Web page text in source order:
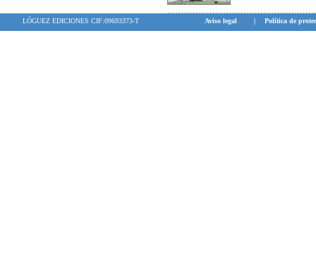
LÓGUEZ EDICIONES CIF:09693373-T Aviso legal | Política de